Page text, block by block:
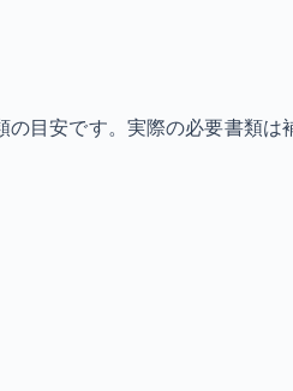
目安です。実際の必要書類